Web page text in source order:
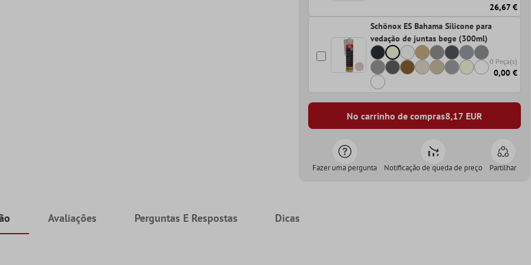
26,67 €
Schönox ES Bahama Silicone para
vedação de juntas bege (300ml)
0 Peça(s)
0,00 €
No carrinho de compras8,17 EUR
Fazer uma pergunta Notificação de queda de preço Partilhar
Avaliações Perguntas E Respostas Dicas